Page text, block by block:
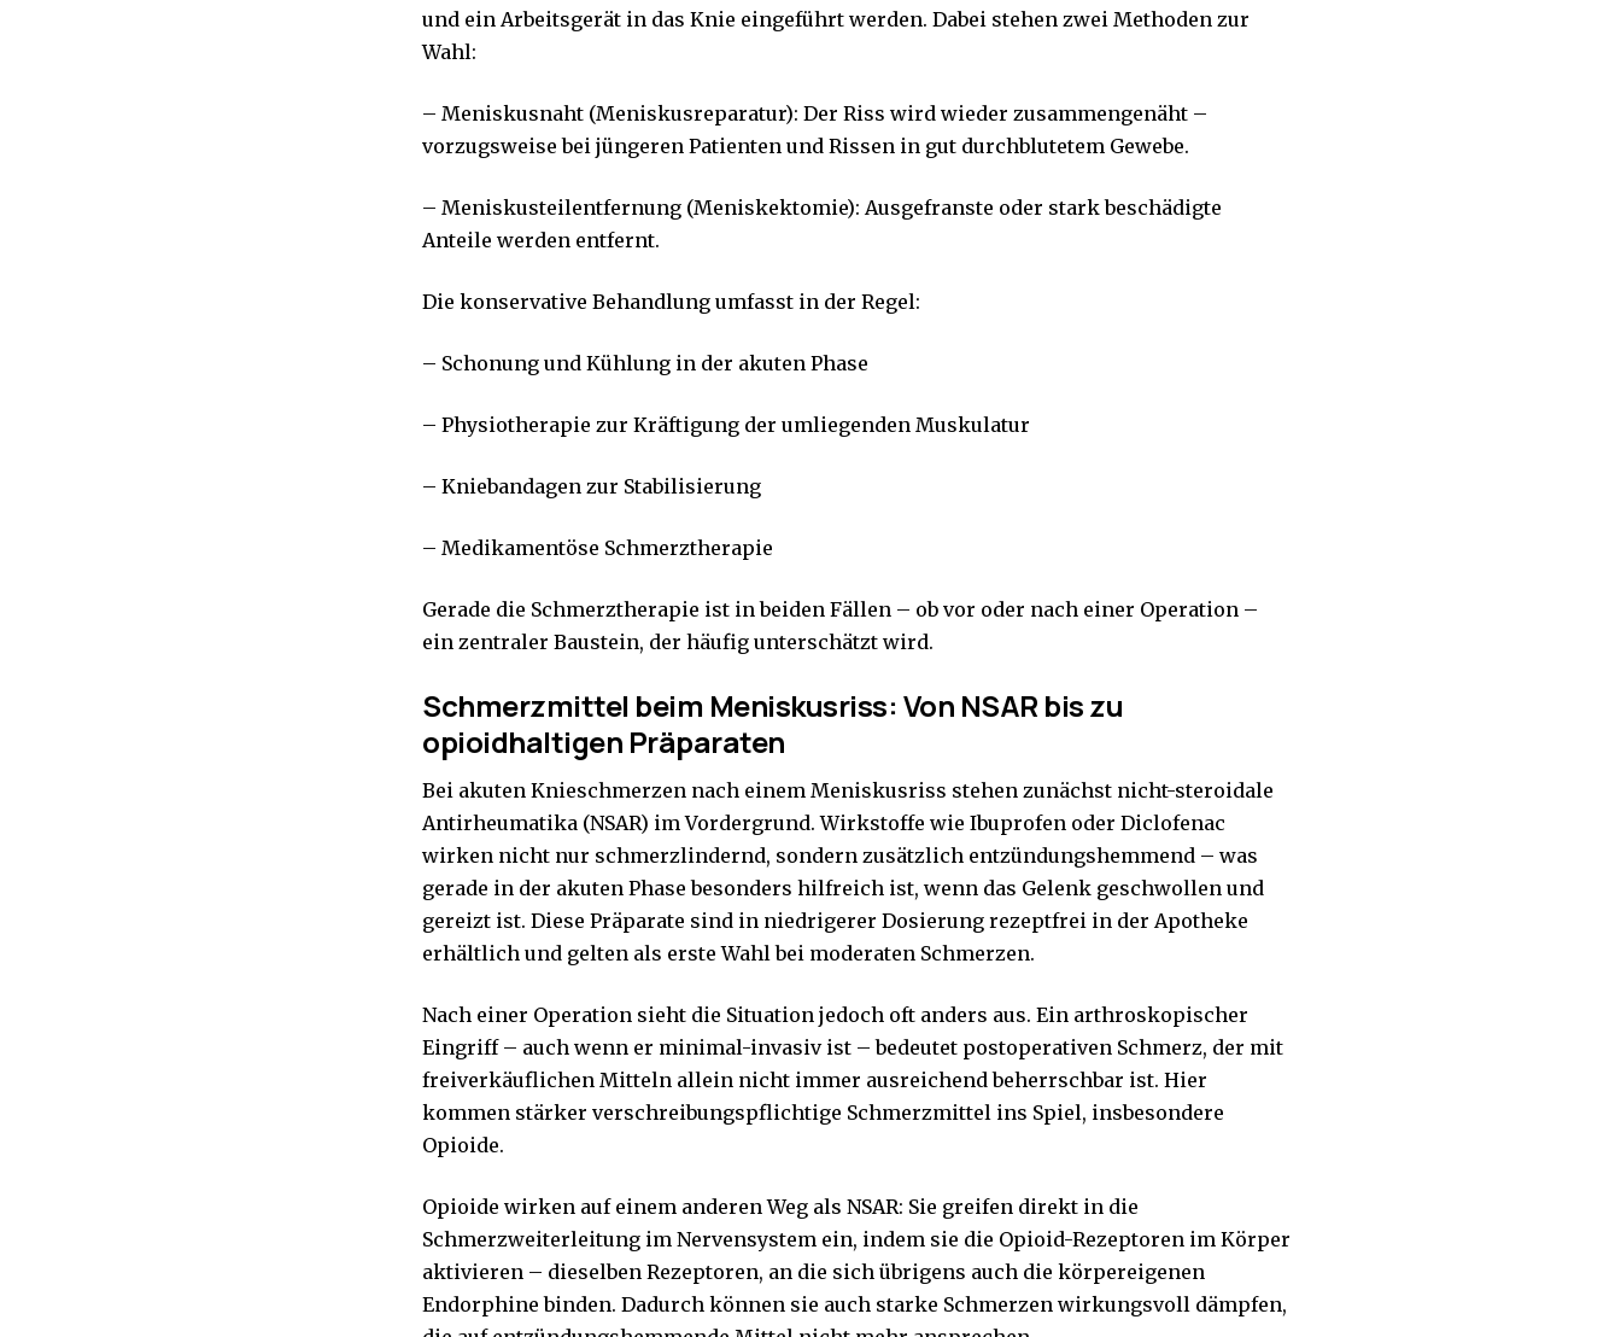
und ein Arbeitsgerät in das Knie eingeführt werden. Dabei stehen zwei Methoden zur
Wahl:
– Meniskusnaht (Meniskusreparatur): Der Riss wird wieder zusammengenäht –
vorzugsweise bei jüngeren Patienten und Rissen in gut durchblutetem Gewebe.
– Meniskusteilentfernung (Meniskektomie): Ausgefranste oder stark beschädigte
Anteile werden entfernt.
Die konservative Behandlung umfasst in der Regel:
– Schonung und Kühlung in der akuten Phase
– Physiotherapie zur Kräftigung der umliegenden Muskulatur
– Kniebandagen zur Stabilisierung
– Medikamentöse Schmerztherapie
Gerade die Schmerztherapie ist in beiden Fällen – ob vor oder nach einer Operation –
ein zentraler Baustein, der häufig unterschätzt wird.
Schmerzmittel beim Meniskusriss: Von NSAR bis zu
opioidhaltigen Präparaten
Bei akuten Knieschmerzen nach einem Meniskusriss stehen zunächst nicht-steroidale
Antirheumatika (NSAR) im Vordergrund. Wirkstoffe wie Ibuprofen oder Diclofenac
wirken nicht nur schmerzlindernd, sondern zusätzlich entzündungshemmend – was
gerade in der akuten Phase besonders hilfreich ist, wenn das Gelenk geschwollen und
gereizt ist. Diese Präparate sind in niedrigerer Dosierung rezeptfrei in der Apotheke
erhältlich und gelten als erste Wahl bei moderaten Schmerzen.
Nach einer Operation sieht die Situation jedoch oft anders aus. Ein arthroskopischer
Eingriff – auch wenn er minimal-invasiv ist – bedeutet postoperativen Schmerz, der mit
freiverkäuflichen Mitteln allein nicht immer ausreichend beherrschbar ist. Hier
kommen stärker verschreibungspflichtige Schmerzmittel ins Spiel, insbesondere
Opioide.
Opioide wirken auf einem anderen Weg als NSAR: Sie greifen direkt in die
Schmerzweiterleitung im Nervensystem ein, indem sie die Opioid-Rezeptoren im Körper
aktivieren – dieselben Rezeptoren, an die sich übrigens auch die körpereigenen
Endorphine binden. Dadurch können sie auch starke Schmerzen wirkungsvoll dämpfen,